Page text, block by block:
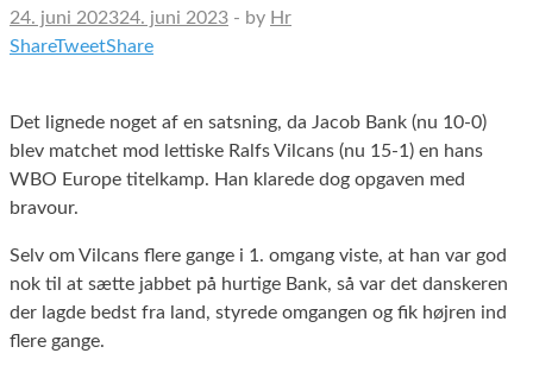
24. juni 202324. juni 2023 - by Hr
ShareTweetShare
Det lignede noget af en satsning, da Jacob Bank (nu 10-0)
blev matchet mod lettiske Ralfs Vilcans (nu 15-1) en hans
WBO Europe titelkamp. Han klarede dog opgaven med
bravour.
Selv om Vilcans flere gange i 1. omgang viste, at han var god
nok til at sætte jabbet på hurtige Bank, så var det danskeren
der lagde bedst fra land, styrede omgangen og fik højren ind
flere gange.